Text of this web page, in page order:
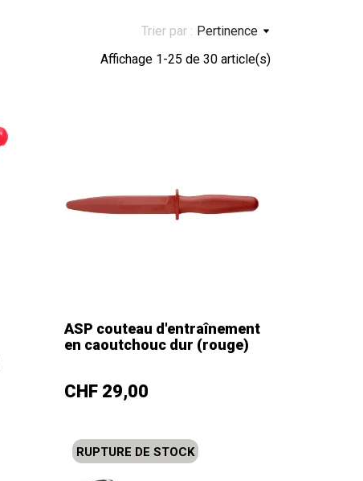
Trier par : Pertinence
Affichage 1-25 de 30 article(s)
ASP couteau d'entraînement
en caoutchouc dur (rouge)
Prix
CHF 29,00
RUPTURE DE STOCK